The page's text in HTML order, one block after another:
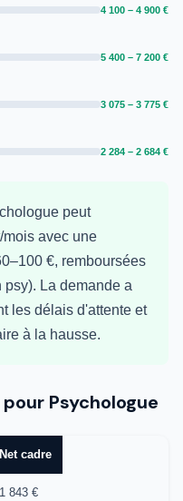
4 100 – 4 900 €
5 400 – 7 200 €
3 075 – 3 775 €
2 284 – 2 684 €
peut
avec une
€, remboursées
La demande a
les délais d'attente et
à la hausse.
Psychologue
Net cadre
1 843 €